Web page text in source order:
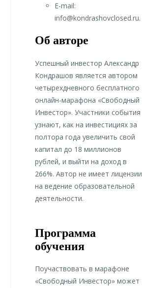
E-mail:
info@kondrashovclosed.ru.
Об авторе
Успешный инвестор Александр
Кондрашов является автором
четырехдневного бесплатного
онлайн-марафона «Свободный
Инвестор». Участники события
узнают, как на инвестициях за
полтора года увеличить свой
капитал до 18 миллионов
рублей, и выйти на доход в
266%. Автор не имеет лицензии
на ведение образовательной
деятельности.
Программа
обучения
Поучаствовать в марафоне
«Свободный Инвестор» может